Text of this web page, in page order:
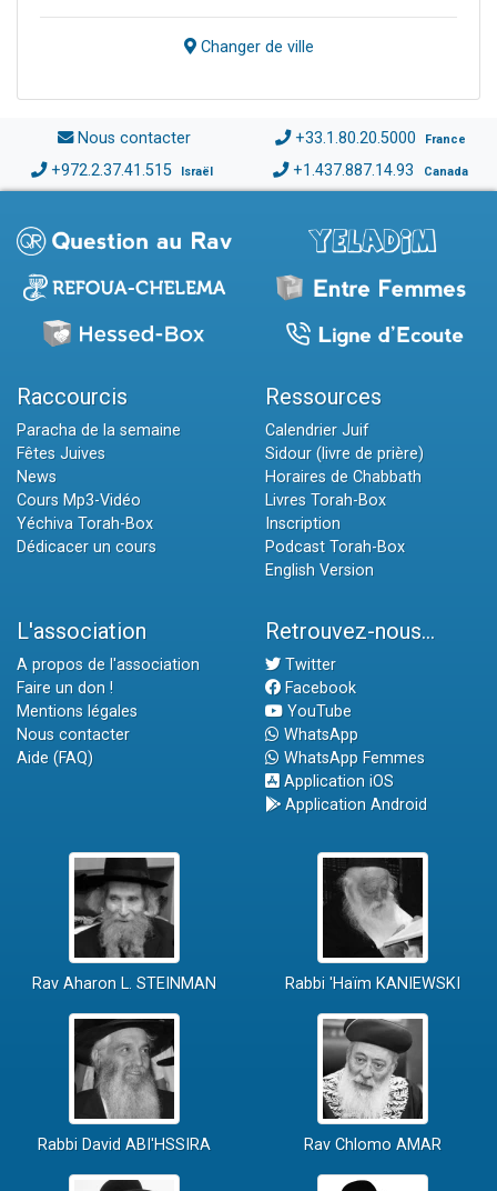
Changer de ville
Nous contacter +33.1.80.20.5000 France
+972.2.37.41.515 Israël +1.437.887.14.93 Canada
Raccourcis
Paracha de la semaine
Fêtes Juives
News
Cours Mp3-Vidéo
Yéchiva Torah-Box
Dédicacer un cours
Ressources
Calendrier Juif
Sidour (livre de prière)
Horaires de Chabbath
Livres Torah-Box
Inscription
Podcast Torah-Box
English Version
L'association
A propos de l'association
Faire un don !
Mentions légales
Nous contacter
Aide (FAQ)
Retrouvez-nous...
Twitter
Facebook
YouTube
WhatsApp
WhatsApp Femmes
Application iOS
Application Android
Rav Aharon L. STEINMAN Rabbi 'Haïm KANIEWSKI
Rabbi David ABI'HSSIRA Rav Chlomo AMAR